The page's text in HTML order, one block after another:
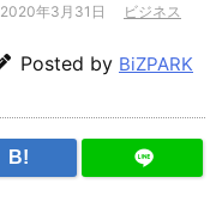
2020年3月31日 ビジネス
Posted by BiZPARK
B!